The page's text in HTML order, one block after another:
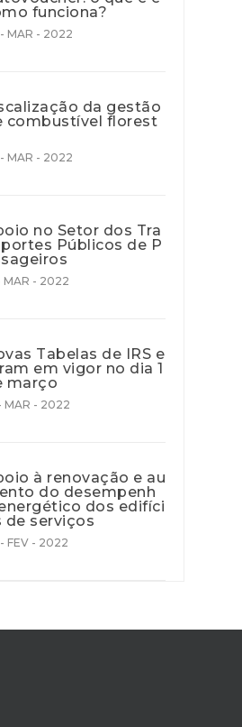
funciona?
MAR - 2022
da gestão
combustível florest
MAR - 2022
no Setor dos Tra
Públicos de P
MAR - 2022
Tabelas de IRS e
em vigor no dia 1
março
MAR - 2022
à renovação e au
do desempenh
dos edifíci
de serviços
FEV - 2022